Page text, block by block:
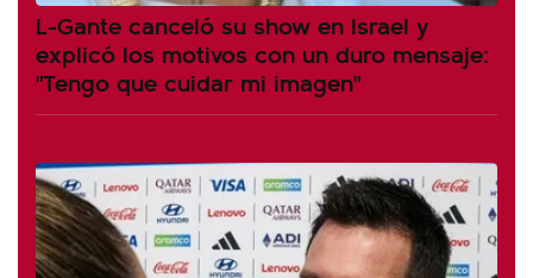
L-Gante canceló su show en Israel y
explicó los motivos con un duro mensaje:
"Tengo que cuidar mi imagen"